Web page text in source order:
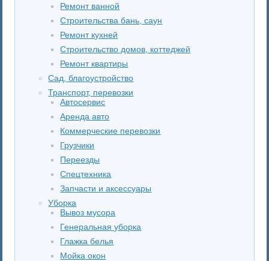
Ремонт ванной
Строительства бань, саун
Ремонт кухней
Строительство домов, коттеджей
Ремонт квартиры
Сад, благоустройство
Транспорт, перевозки
Автосервис
Аренда авто
Коммерческие перевозки
Грузчики
Переезды
Спецтехника
Запчасти и аксессуары
Уборка
Вывоз мусора
Генеральная уборка
Глажка белья
Мойка окон